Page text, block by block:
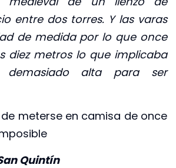
entre dos torres. Y las varas
de medida por lo que once
diez metros lo que implicaba
demasiado alta para ser
meterse en camisa de once
Quintín